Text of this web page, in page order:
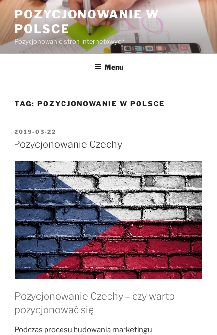
Przejdź
treści
POZYCJONOWANIE W
POLSCE
Pozycjonowanie stron internetowych
Menu
TAG: POZYCJONOWANIE W POLSCE
OPUBLIKOWANE
W
2019-03-22
Pozycjonowanie Czechy
Pozycjonowanie Czechy – czy warto
pozycjonować się
Podczas procesu budowania marketingu